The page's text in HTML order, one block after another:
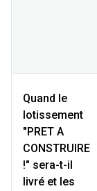
Quand le
lotissement
"PRET A
CONSTRUIRE
!" sera-t-il
livré et les